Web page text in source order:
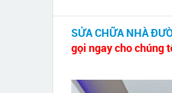
SỬA CHỮA NHÀ
gọi ngay cho chúng